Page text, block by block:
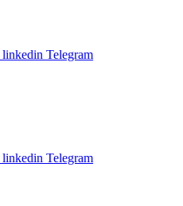
linkedin Telegram
linkedin Telegram